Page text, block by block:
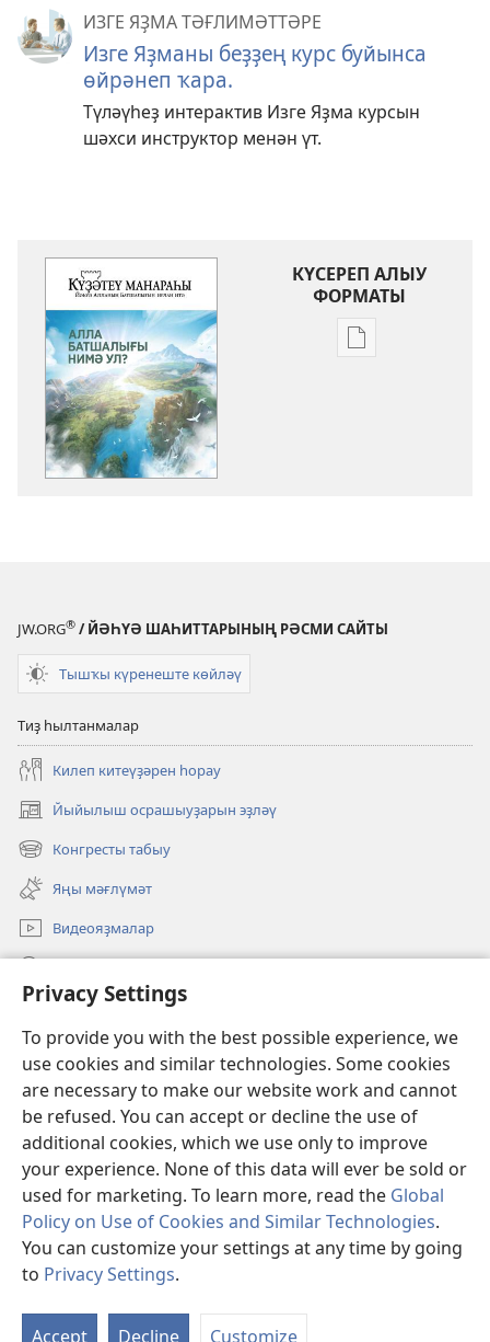
Privacy Settings
To provide you with the best possible experience, we
use cookies and similar technologies. Some cookies
are necessary to make our website work and cannot
be refused. You can accept or decline the use of
additional cookies, which we use only to improve
your experience. None of this data will ever be sold or
used for marketing. To learn more, read the Global
Policy on Use of Cookies and Similar Technologies.
You can customize your settings at any time by going
to Privacy Settings.
Accept Decline Customize
ИЗГЕ ЯҘМА ТӘҒЛИМӘТТӘРЕ
Изге Яҙманы беҙҙең курс буйынса
өйрәнеп ҡара.
Түләүһеҙ интерактив Изге Яҙма курсын
шәхси инструктор менән үт.
КҮСЕРЕП АЛЫУ
ФОРМАТЫ
Баҫмаларҙы
JW.ORG® / ЙӘҺҮӘ ШАҺИТТАРЫНЫҢ РӘСМИ САЙТЫ
Тышҡы күренеште көйләү
Тиҙ һылтанмалар
Килеп китеүҙәрен һорау
Йыйылыш осрашыуҙарын эҙләү
(opens
new
window)
Конгресты табыу
(opens
new
window)
Яңы мәғлүмәт
Видеояҙмалар
(opens
window)Күҙәтеү манараһының ОНЛАЙН КИТАПХАНАҺЫ
(opens
new
window)JW Hub ®
(opens
new
window)
Copyright© 2026 Watch Tower Bible and Tract Society of Pennsylvania.
ҠУЛЛАНЫУ ҠАҒИҘӘЛӘРЕ